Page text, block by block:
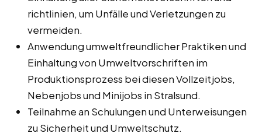
richtlinien, um Unfälle und Verletzungen zu
vermeiden.
Anwendung umweltfreundlicher Praktiken und
Einhaltung von Umweltvorschriften im
Produktionsprozess bei diesen Vollzeitjobs,
Nebenjobs und Minijobs in Stralsund.
Teilnahme an Schulungen und Unterweisungen
zu Sicherheit und Umweltschutz.